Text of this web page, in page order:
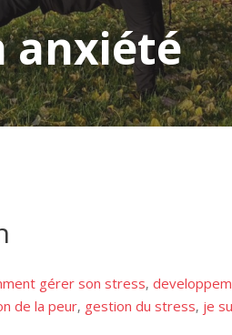
anxiété
gérer son stress,
de la peur, gestion du stress, je